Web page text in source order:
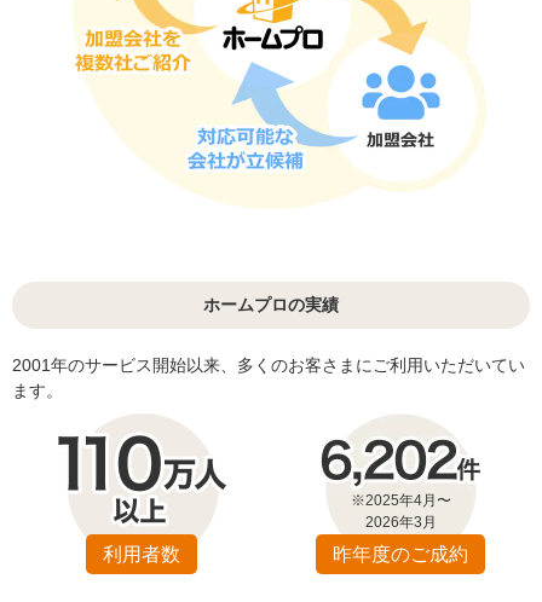
ホームプロの実績
2001年のサービス開始以来、多くのお客さまにご利用いただいてい
ます。
利用者数
※2025年4月〜
2026年3月
昨年度のご成約